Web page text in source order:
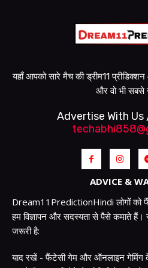
यहाँ आपको सारे मैच की ड्रीम11
और वो भी सबसे
Advertise With
ADVICE &
Dream11PredictionHindi लोगों को
हम विज्ञापन और सदस्यता से पैसे कमाते हैं।
जरूरी है:
याद रखें - फैंटेसी गेम और ऑनलाइन